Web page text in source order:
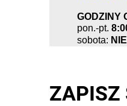
GODZINY
pon.-pt.
sobota:
ZAPISZ